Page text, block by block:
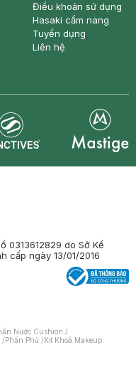
Điều khoản sử dụng
Hasaki cẩm nang
Tuyển dụng
Liên hệ
0313612829 do Sở Kế
cấp ngày 13/01/2016
Nước Cushion /
/Phấn Phủ /Xịt Khoá Makeup